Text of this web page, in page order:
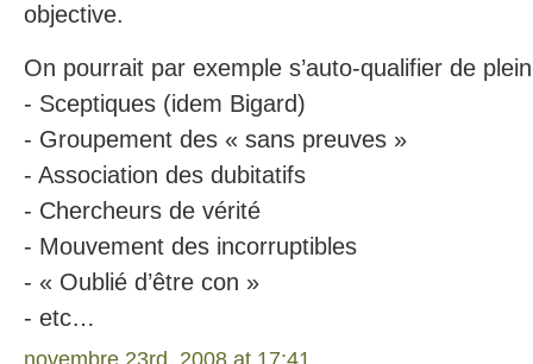
objective.
On pourrait par exemple s’auto-qualifier de
- Sceptiques (idem Bigard)
- Groupement des « sans preuves »
- Association des dubitatifs
- Chercheurs de vérité
- Mouvement des incorruptibles
- « Oublié d’être con »
- etc…
novembre 23rd, 2008 at 17:41